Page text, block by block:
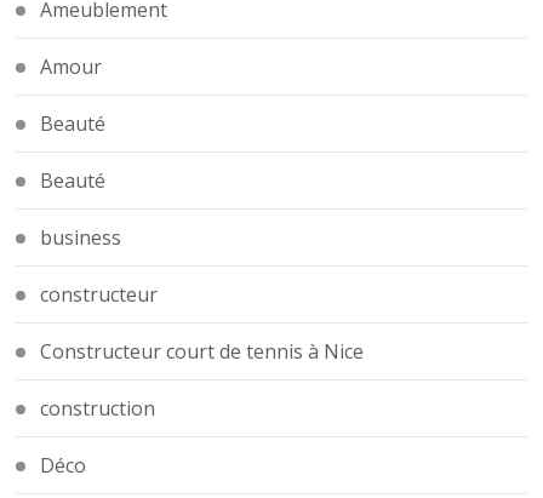
Ameublement
Amour
Beauté
Beauté
business
constructeur
Constructeur court de tennis à Nice
construction
Déco